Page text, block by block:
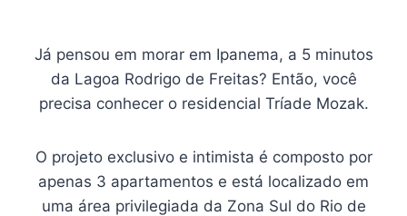
Já pensou em morar em Ipanema, a 5 minutos
da Lagoa Rodrigo de Freitas? Então, você
precisa conhecer o residencial Tríade Mozak.
O projeto exclusivo e intimista é composto por
apenas 3 apartamentos e está localizado em
uma área privilegiada da Zona Sul do Rio de